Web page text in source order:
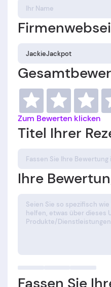
Zum Bewerten klicken
Titel Ihrer
Ihre
Fassen Sie